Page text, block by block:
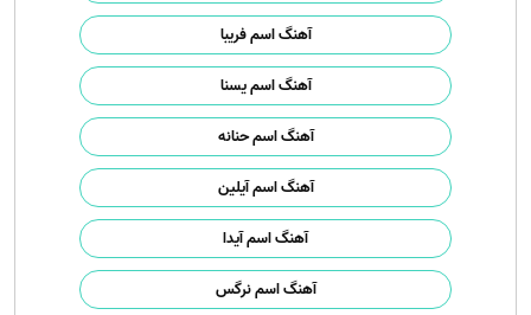
آهنگ اسم فریبا
آهنگ اسم یسنا
آهنگ اسم حنانه
آهنگ اسم آیلین
آهنگ اسم آیدا
آهنگ اسم نرگس